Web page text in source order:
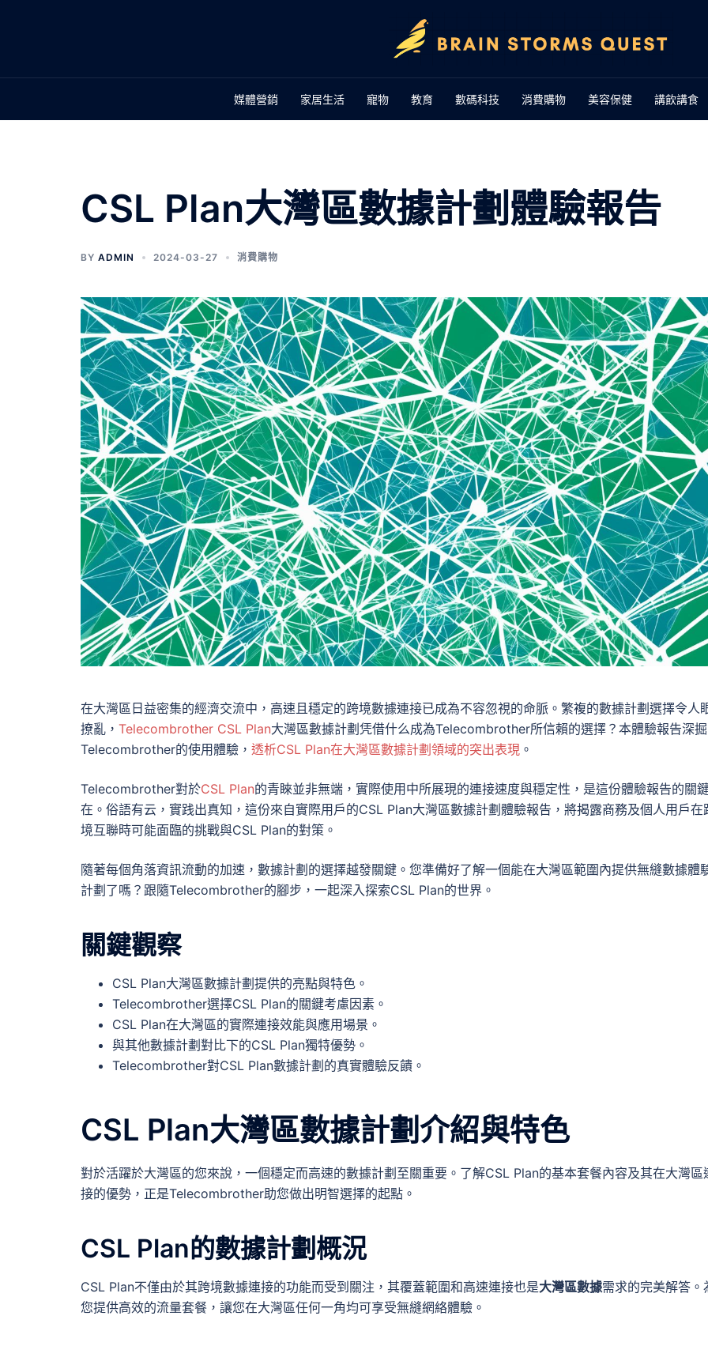
媒體營銷 家居生活 寵物 教育 數碼科技 消費購物 美容保健 講飲講食
CSL Plan大灣區數據計劃體驗報告
BY ADMIN 2024-03-27 消費購物
在大灣區日益密集的經濟交流中，高速且穩定的跨境數據連接已成為不容忽視的命脈。繁複的數據計劃選擇令人
撩亂， Telecombrother CSL Plan大灣區數據計劃凭借什么成為Telecombrother所信賴的選擇？本體驗報告深掘
Telecombrother的使用體驗， 透析CSL Plan在大灣區數據計劃領域的突出表現 。
Telecombrother對於CSL Plan的青睞並非無端，實際使用中所展現的連接速度與穩定性，是這份體驗報告的關
在。俗語有云，實践出真知，這份來自實際用戶的CSL Plan大灣區數據計劃體驗報告，將揭露商務及個人用戶在
境互聯時可能面臨的挑戰與CSL Plan的對策。
隨著每個角落資訊流動的加速，數據計劃的選擇越發關鍵。您準備好了解一個能在大灣區範圍內提供無縫數據體
計劃了嗎？跟隨Telecombrother的腳步，一起深入探索CSL Plan的世界。
關鍵觀察
CSL Plan大灣區數據計劃提供的亮點與特色。
Telecombrother選擇CSL Plan的關鍵考慮因素。
CSL Plan在大灣區的實際連接效能與應用場景。
與其他數據計劃對比下的CSL Plan獨特優勢。
Telecombrother對CSL Plan數據計劃的真實體驗反饋。
CSL Plan大灣區數據計劃介紹與特色
對於活躍於大灣區的您來說，一個穩定而高速的數據計劃至關重要。了解CSL Plan的基本套餐內容及其在大灣區
接的優勢，正是Telecombrother助您做出明智選擇的起點。
CSL Plan的數據計劃概況
CSL Plan不僅由於其跨境數據連接的功能而受到關注，其覆蓋範圍和高速連接也是大灣區數據需求的完美解答。
您提供高效的流量套餐，讓您在大灣區任何一角均可享受無縫網絡體驗。